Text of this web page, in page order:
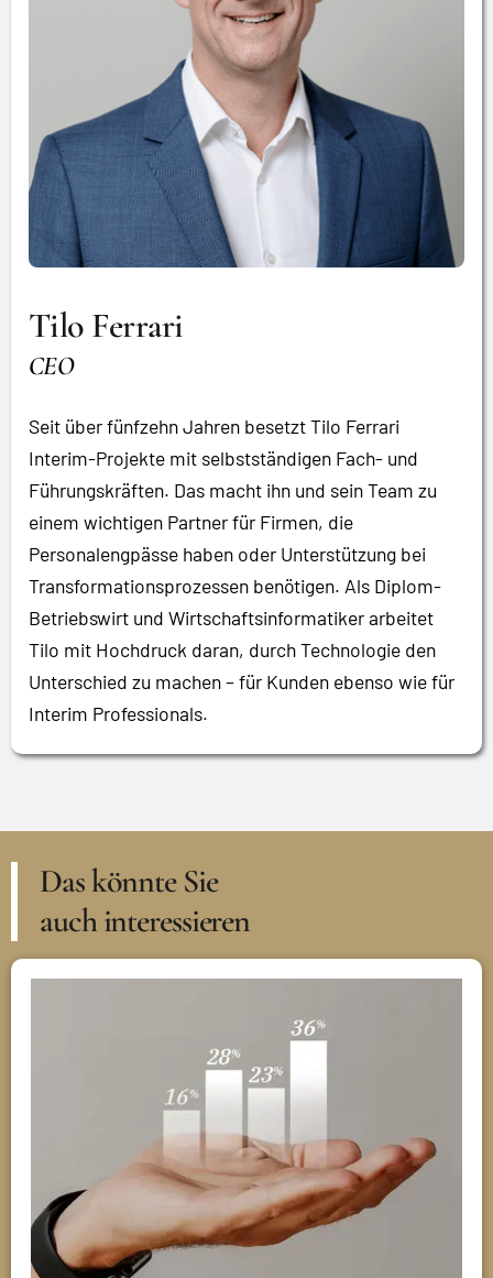
Tilo Ferrari
CEO
Seit über fünfzehn Jahren besetzt Tilo Ferrari
Interim-Projekte mit selbstständigen Fach- und
Führungskräften. Das macht ihn und sein Team zu
einem wichtigen Partner für Firmen, die
Personalengpässe haben oder Unterstützung bei
Transformationsprozessen benötigen. Als Diplom-
Betriebswirt und Wirtschaftsinformatiker arbeitet
Tilo mit Hochdruck daran, durch Technologie den
Unterschied zu machen – für Kunden ebenso wie für
Interim Professionals.
Das könnte Sie
auch interessieren